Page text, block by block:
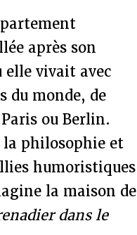
après son
elle vivait avec
du monde, de
ou Berlin.
la philosophie et
humoristiques
la maison de
dans le